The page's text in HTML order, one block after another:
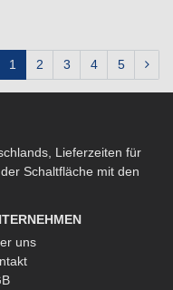
1 2 3 4 5
Lieferzeiten für
Schaltfläche mit den
uns